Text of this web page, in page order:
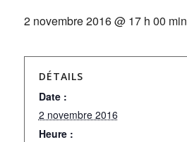
2 novembre 2016 @ 17 h 00 min
DÉTAILS
Date :
2 novembre 2016
Heure :